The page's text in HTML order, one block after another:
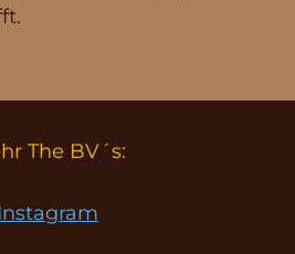
The BV´s:
Instagram